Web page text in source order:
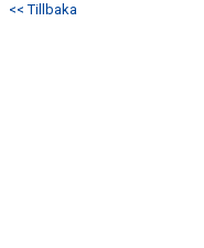
<< Tillbaka